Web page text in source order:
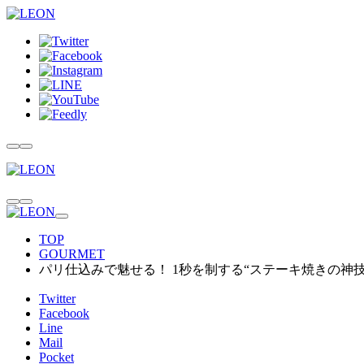
TOP
GOURMET
パリ仕込みで魅せる！ 1秒を制する“ステーキ焼きの神
Twitter
Facebook
Line
Mail
Pocket